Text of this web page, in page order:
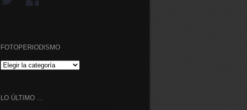
FOTOPERIODISMO
FOTOPERIODISMO
LO ÚLTIMO …